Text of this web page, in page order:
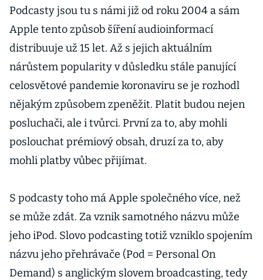
Podcasty jsou tu s námi již od roku 2004 a sám
Apple tento způsob šíření audioinformací
distribuuje už 15 let. Až s jejich aktuálním
nárůstem popularity v důsledku stále panující
celosvětové pandemie koronaviru se je rozhodl
nějakým způsobem zpeněžit. Platit budou nejen
posluchači, ale i tvůrci. První za to, aby mohli
poslouchat prémiový obsah, druzí za to, aby
mohli platby vůbec přijímat.
S podcasty toho má Apple společného více, než
se může zdát. Za vznik samotného názvu může
jeho iPod. Slovo podcasting totiž vzniklo spojením
názvu jeho přehrávače (Pod = Personal On
Demand) s anglickým slovem broadcasting, tedy